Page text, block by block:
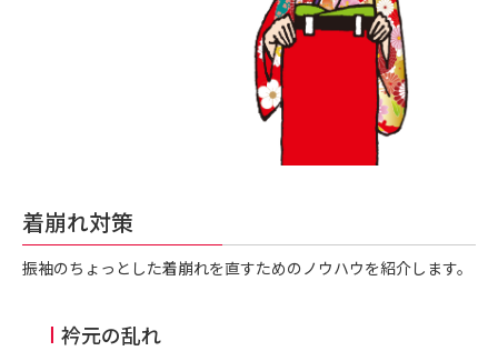
着崩れ対策
振袖のちょっとした着崩れを直すためのノウハウを紹介します。
衿元の乱れ